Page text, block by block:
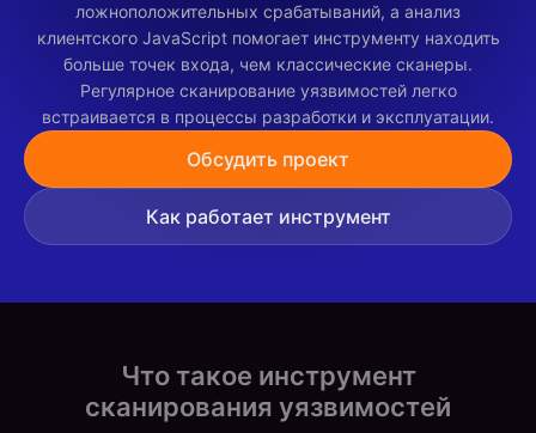
ложноположительных срабатываний, а анализ
клиентского JavaScript помогает инструменту находить
больше точек входа, чем классические сканеры.
Регулярное сканирование уязвимостей легко
встраивается в процессы разработки и эксплуатации.
Обсудить проект
Как работает инструмент
Что такое инструмент
сканирования уязвимостей